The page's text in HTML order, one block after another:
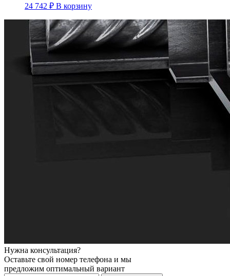
24 742 ₽ В корзину
Нужна консультация?
Оставьте свой номер телефона и мы
предложим оптимальный вариант